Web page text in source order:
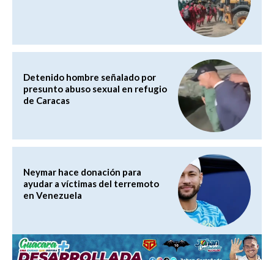
Detenido hombre señalado por
presunto abuso sexual en refugio
de Caracas
Neymar hace donación para
ayudar a víctimas del terremoto
en Venezuela